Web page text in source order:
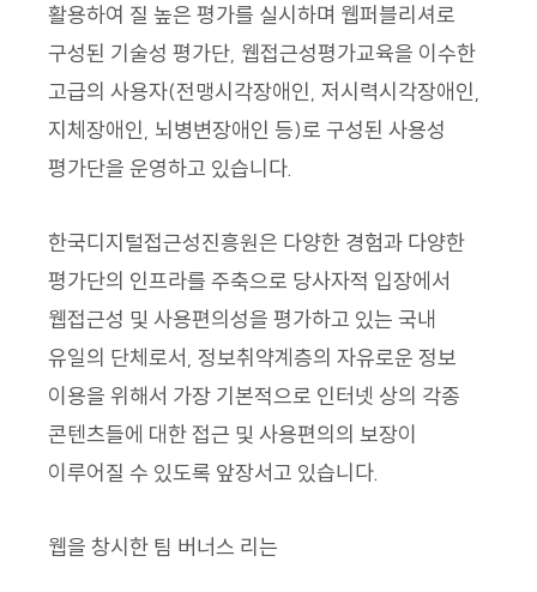
활용하여 질 높은 평가를 실시하며 웹퍼블리셔로
구성된 기술성 평가단, 웹접근성평가교육을 이수한
고급의 사용자(전맹시각장애인, 저시력시각장애인,
지체장애인, 뇌병변장애인 등)로 구성된 사용성
평가단을 운영하고 있습니다.
한국디지털접근성진흥원은 다양한 경험과 다양한
평가단의 인프라를 주축으로 당사자적 입장에서
웹접근성 및 사용편의성을 평가하고 있는 국내
유일의 단체로서, 정보취약계층의 자유로운 정보
이용을 위해서 가장 기본적으로 인터넷 상의 각종
콘텐츠들에 대한 접근 및 사용편의의 보장이
이루어질 수 있도록 앞장서고 있습니다.
웹을 창시한 팀 버너스 리는